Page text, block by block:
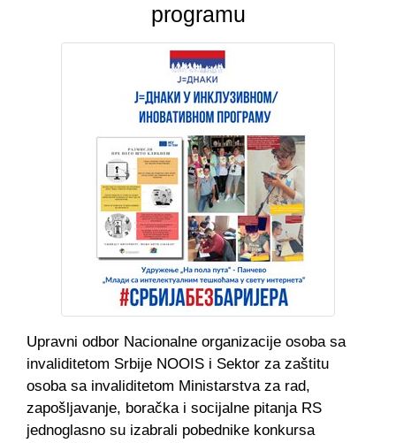
programu
Upravni odbor Nacionalne organizacije osoba sa
invaliditetom Srbije NOOIS i Sektor za zaštitu
osoba sa invaliditetom Ministarstva za rad,
zapošljavanje, boračka i socijalne pitanja RS
jednoglasno su izabrali pobednike konkursa